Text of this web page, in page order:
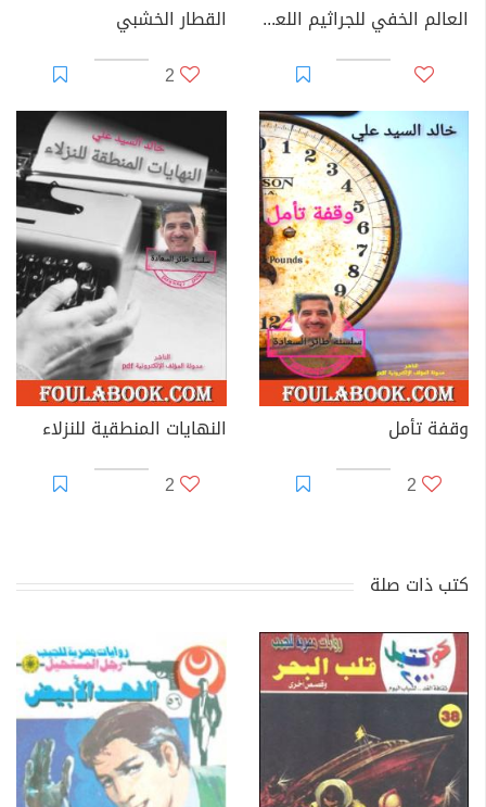
العالم الخفي للجراثيم اللعينة
القطار الخشبي
2
وقفة تأمل
2
النهايات المنطقية للنزلاء
2
كتب ذات صلة